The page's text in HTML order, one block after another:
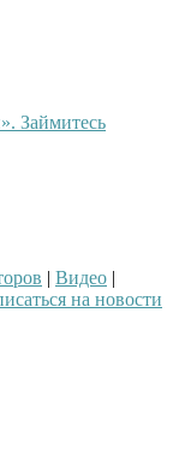
Займитесь
| Видео |
на новости